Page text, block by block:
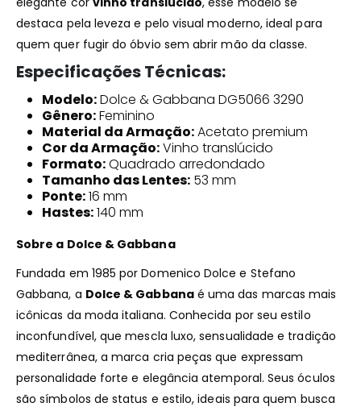
destaca pela leveza e pelo visual moderno, ideal para
quem quer fugir do óbvio sem abrir mão da classe.
Especificações Técnicas:
Modelo:Dolce & Gabbana DG5066 3290
Gênero:Feminino
Material da Armação:Acetato premium
Cor da Armação:Vinho translúcido
Formato:Quadrado arredondado
Tamanho das Lentes: 53 mm
Ponte:16 mm
Hastes:140 mm
Sobre a Dolce & Gabbana
Fundada em 1985 por Domenico Dolce e Stefano
Gabbana, a Dolce & Gabbanaé uma das marcas mais
icônicas da moda italiana. Conhecida por seu estilo
inconfundível, que mescla luxo, sensualidade e tradição
mediterrânea, a marca cria peças que expressam
personalidade forte e elegância atemporal. Seus óculos
são símbolos de status e estilo, ideais para quem busca